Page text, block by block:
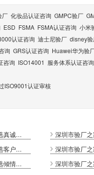
厂 化妆品认证咨询 GMPC验厂
ESD FSMA FSMA认证咨询 小米
认证咨询 迪士尼验厂 disney
询 GRS认证咨询 Huawei华为验
咨询 ISO14001 服务体系认证咨询
ISO9001认证审核
真诚...
深圳市验厂
客户...
深圳市验厂
倾情...
深圳市验厂